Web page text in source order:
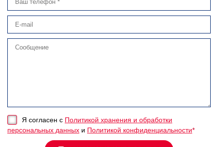
Я согласен с Политикой хранения и обработки
персональных данных и Политикой конфиденциальности*